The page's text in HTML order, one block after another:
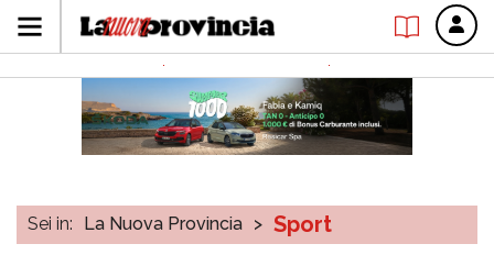
Sei in: La Nuova Provincia > Sport